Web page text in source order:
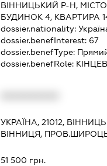
ВІННИЦЬКИЙ Р-Н,
БУДИНОК 4, КВАРТИРА
dossier.nationality:
dossier.benefInterest: 67
dossier.benefType:
dossier.benefRole:
УКРАЇНА, 21012,
ВІННИЦЯ,
51 500 грн.